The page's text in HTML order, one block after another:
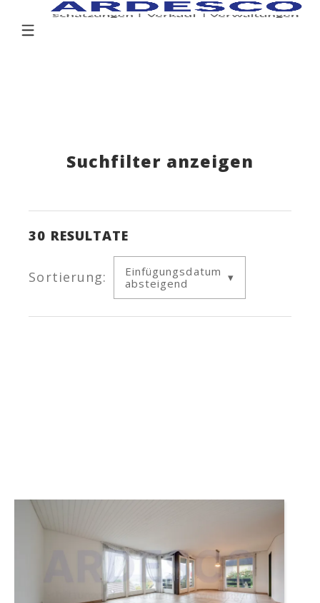
Suchfilter anzeigen
30 RESULTATE
Sortierung:
Einfügungsdatum
absteigend